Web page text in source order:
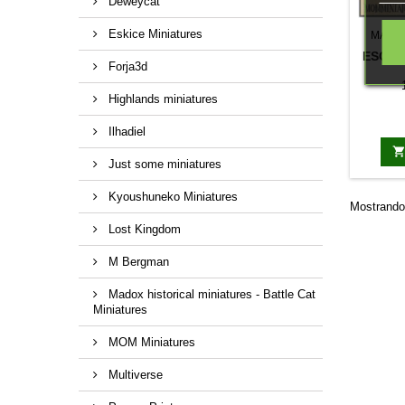
Eskice Miniatures
Forja3d
Highlands miniatures
Ilhadiel
Just some miniatures
Kyoushuneko Miniatures
Lost Kingdom
M Bergman
Madox historical miniatures - Battle Cat
Miniatures
MOM Miniatures
Multiverse
